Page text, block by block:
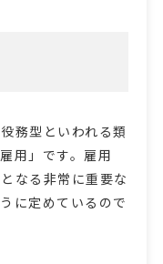
務型といわれる類
用」です。雇用
なる非常に重要な
に定めているので